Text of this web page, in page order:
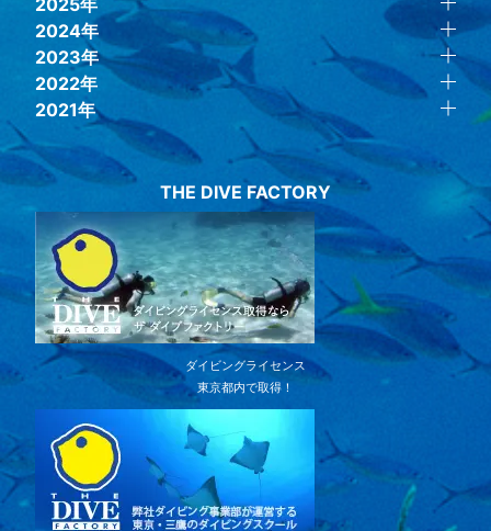
2025年
2024年
2023年
2022年
2021年
THE DIVE FACTORY
ダイビングライセンス
東京都内で取得！